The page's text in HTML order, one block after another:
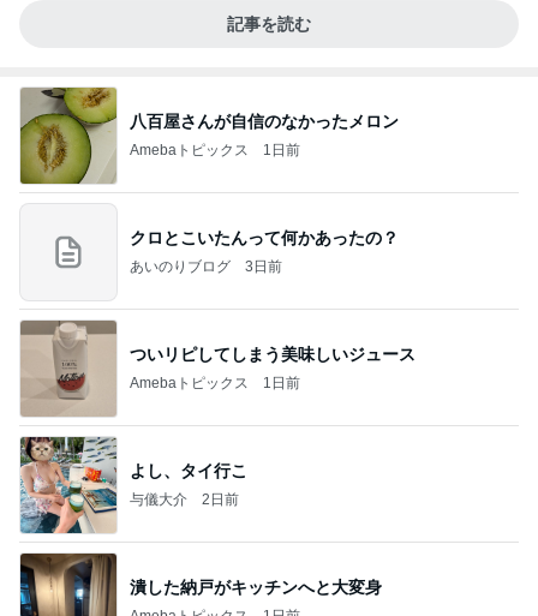
記事を読む
八百屋さんが自信のなかったメロン
Amebaトピックス 1日前
クロとこいたんって何かあったの？
あいのりブログ 3日前
ついリピしてしまう美味しいジュース
Amebaトピックス 1日前
よし、タイ行こ
与儀大介 2日前
潰した納戸がキッチンへと大変身